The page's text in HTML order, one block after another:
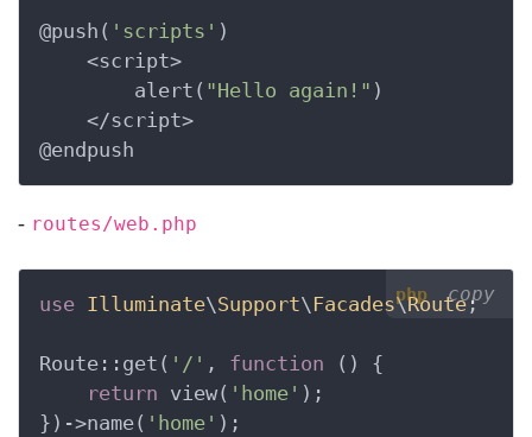
@push( 'scripts' )
    <script>
        alert(
"Hello again!" )
    </script>
@endpush
- routes/web.php
php copy
use Illuminate\Support\ Facades\Route;
Route::get( '/' , function ()
{
return view( 'home' );
})->name( 'home' );